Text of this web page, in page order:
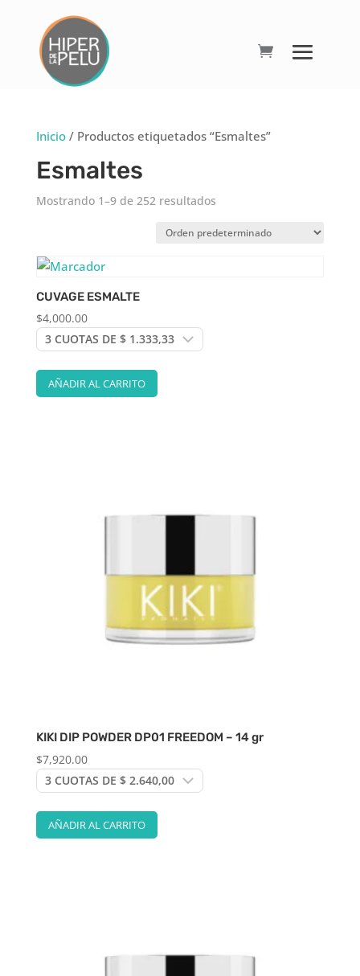
Inicio/ Productos etiquetados “Esmaltes”
Esmaltes
Mostrando 1–9 de 252 resultados
CUVAGE ESMALTE
$4,000.00
AÑADIR AL CARRITO
KIKI DIP POWDER DP01 FREEDOM – 14 gr
$7,920.00
AÑADIR AL CARRITO